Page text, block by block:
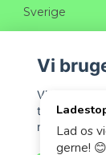
Sverige
Vi
Vi bruger
til dig, og for
når du